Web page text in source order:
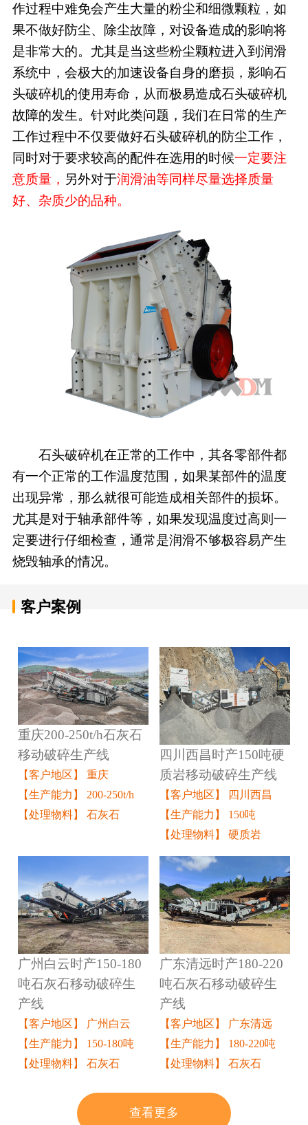
作过程中难免会产生大量的粉尘和细微颗粒，如
果不做好防尘、除尘故障，对设备造成的影响将
是非常大的。尤其是当这些粉尘颗粒进入到润滑
系统中，会极大的加速设备自身的磨损，影响石
头破碎机的使用寿命，从而极易造成石头破碎机
故障的发生。针对此类问题，我们在日常的生产
工作过程中不仅要做好石头破碎机的防尘工作，
同时对于要求较高的配件在选用的时候一定要注
意质量， 另外对于润滑油等同样尽量选择质量
好、杂质少的品种。
石头破碎机在正常的工作中，其各零部件都
有一个正常的工作温度范围，如果某部件的温度
出现异常，那么就很可能造成相关部件的损坏。
尤其是对于轴承部件等，如果发现温度过高则一
定要进行仔细检查，通常是润滑不够极容易产生
烧毁轴承的情况。
客户案例
重庆200-250t/h石灰石
移动破碎生产线
【客户地区】 重庆
【生产能力】 200-250t/h
【处理物料】 石灰石
四川西昌时产150吨硬
质岩移动破碎生产线
【客户地区】 四川西昌
【生产能力】 150吨
【处理物料】 硬质岩
广州白云时产150-180
吨石灰石移动破碎生
产线
【客户地区】 广州白云
【生产能力】 150-180吨
【处理物料】 石灰石
广东清远时产180-220
吨石灰石移动破碎生
产线
【客户地区】 广东清远
【生产能力】 180-220吨
【处理物料】 石灰石
查看更多